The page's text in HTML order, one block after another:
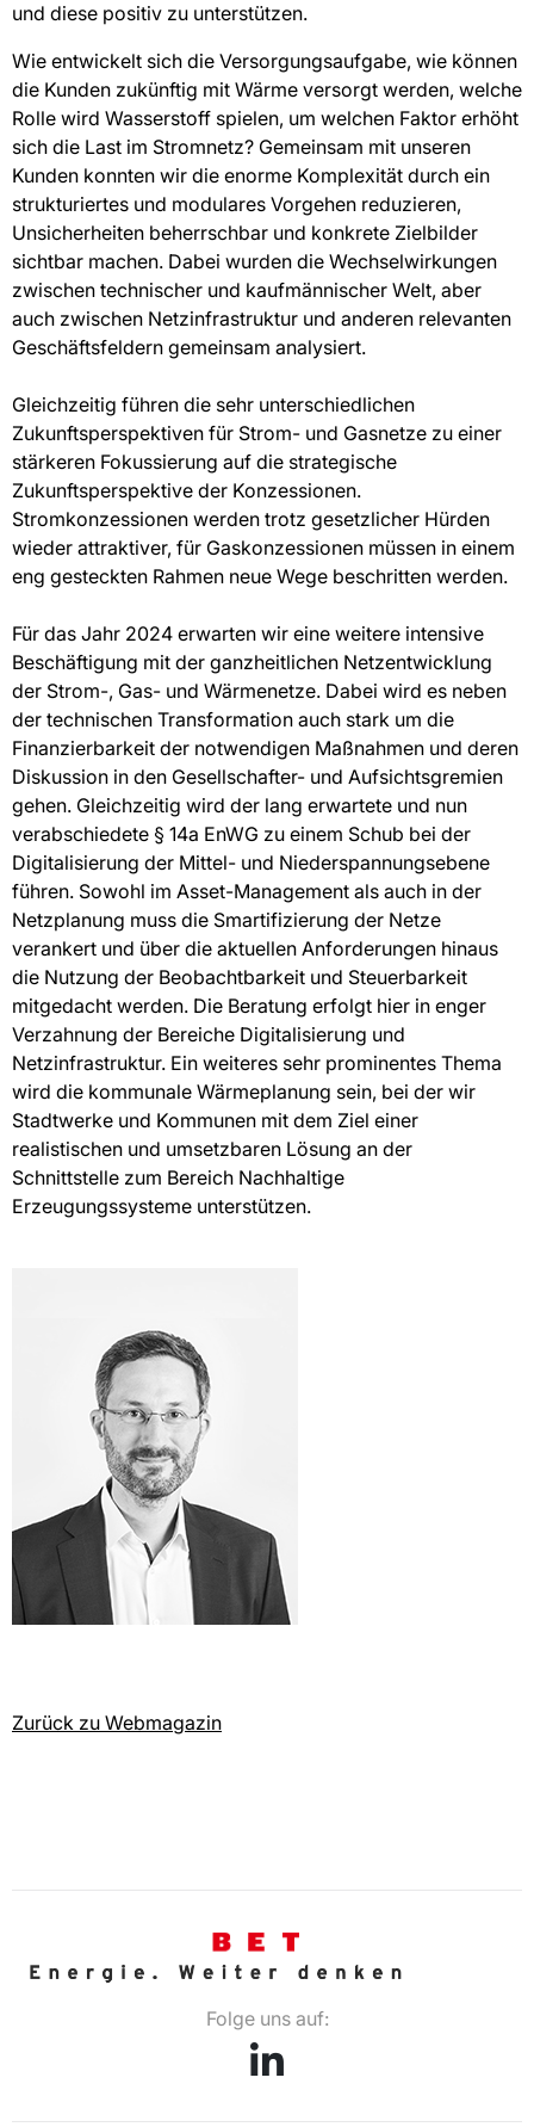
und diese positiv zu unterstützen.
Wie entwickelt sich die Versorgungsaufgabe, wie können
die Kunden zukünftig mit Wärme versorgt werden, welche
Rolle wird Wasserstoff spielen, um welchen Faktor erhöht
sich die Last im Stromnetz? Gemeinsam mit unseren
Kunden konnten wir die enorme Komplexität durch ein
strukturiertes und modulares Vorgehen reduzieren,
Unsicherheiten beherrschbar und konkrete Zielbilder
sichtbar machen. Dabei wurden die Wechselwirkungen
zwischen technischer und kaufmännischer Welt, aber
auch zwischen Netzinfrastruktur und anderen relevanten
Geschäftsfeldern gemeinsam analysiert.
Gleichzeitig führen die sehr unterschiedlichen
Zukunftsperspektiven für Strom- und Gasnetze zu einer
stärkeren Fokussierung auf die strategische
Zukunftsperspektive der Konzessionen.
Stromkonzessionen werden trotz gesetzlicher Hürden
wieder attraktiver, für Gaskonzessionen müssen in einem
eng gesteckten Rahmen neue Wege beschritten werden.
Für das Jahr 2024 erwarten wir eine weitere intensive
Beschäftigung mit der ganzheitlichen Netzentwicklung
der Strom-, Gas- und Wärmenetze. Dabei wird es neben
der technischen Transformation auch stark um die
Finanzierbarkeit der notwendigen Maßnahmen und deren
Diskussion in den Gesellschafter- und Aufsichtsgremien
gehen. Gleichzeitig wird der lang erwartete und nun
verabschiedete § 14a EnWG zu einem Schub bei der
Digitalisierung der Mittel- und Niederspannungsebene
führen. Sowohl im Asset-Management als auch in der
Netzplanung muss die Smartifizierung der Netze
verankert und über die aktuellen Anforderungen hinaus
die Nutzung der Beobachtbarkeit und Steuerbarkeit
mitgedacht werden. Die Beratung erfolgt hier in enger
Verzahnung der Bereiche Digitalisierung und
Netzinfrastruktur. Ein weiteres sehr prominentes Thema
wird die kommunale Wärmeplanung sein, bei der wir
Stadtwerke und Kommunen mit dem Ziel einer
realistischen und umsetzbaren Lösung an der
Schnittstelle zum Bereich Nachhaltige
Erzeugungssysteme unterstützen.
Zurück zu Webmagazin
Folge uns auf: